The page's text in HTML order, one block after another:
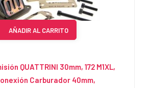
AÑADIR AL CARRITO
QUATTRINI 30mm, 172 M1XL,
Carburador 40mm,